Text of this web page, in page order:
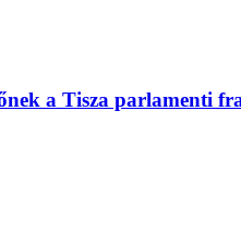
a Tisza parlamenti